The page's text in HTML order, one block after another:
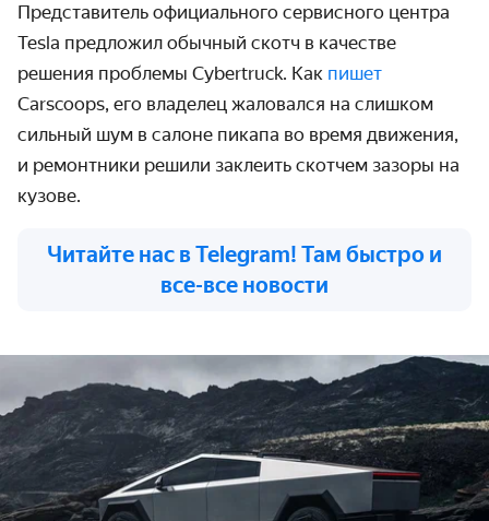
Представитель официального сервисного центра
Tesla предложил обычный скотч в качестве
решения проблемы Cybertruck. Как пишет
Carscoops, его владелец жаловался на слишком
сильный шум в салоне пикапа во время движения,
и ремонтники решили заклеить скотчем зазоры на
кузове.
Читайте нас в Telegram! Там быстро и
все-все новости